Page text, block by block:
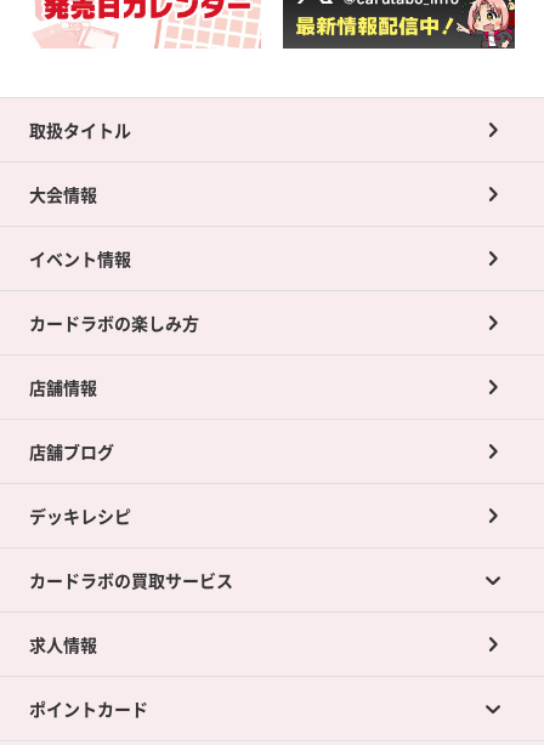
取扱タイトル
大会情報
イベント情報
カードラボの楽しみ方
店舗情報
店舗ブログ
デッキレシピ
カードラボの買取サービス
カードラボの買取サービスTOP
店舗買取について
求人情報
ポイントカード